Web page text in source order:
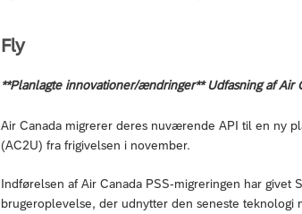
Fly
**Planlagte innovationer/ændringer** Udfasning af Air
Air Canada migrerer deres nuværende API til en ny
(AC2U) fra frigivelsen i november.
Indførelsen af Air Canada PSS-migreringen har
brugeroplevelse, der udnytter den seneste teknologi